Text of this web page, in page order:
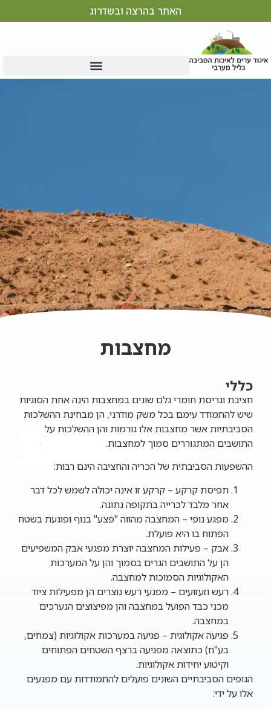
האתר בהרצה ובשדרוג
מחצבות
כללי
חציבת וגריסת חומרי גלם שונים במחצבות הינה אחת הסוגיות
שיש להתמודד עימם בכל משק מודרני, הן מבחינת ההשלכות
הסביבתיות אשר מחצבות אלו גורמות והן ההשלכות על
התושבים המתגוררים סמוך למחצבות.
ההשפעות הסביבתית של הכריה והחציבה הינם רבות:
תפיסת קרקע – קרקע זו אינה יכולה לשמש לכל דבר
אחר מלבד לכרייה בתקופה נתונה.
מפגע נופי – המחצבה מהווה "פצע" בנוף ופוגעת בשטח
הפתוח בו היא פועלת.
אבק – פעילות המחצבה יוצרת מפגעי אבק המשפיעים
הן על התושבים הגרים בסמוך והן על המערכות
האקולוגיות הסמוכות למחצבה.
רעש וזעזועים – מפגעי רעש נוצרים הן מפעילות ציוד
מכני כבד הפועל במחצבה והן מפיצוצים הנערכים
במחצבה.
פגיעה אקולוגית – פגיעה במערכות אקולוגיות (צמחים,
בע"ח) כתוצאה מפגיעה ברצף השטחים הפתוחים
וקיטוע יחידות אקולוגיות.
הגופים הסביבתיים השונים פועלים להתמודדות עם מפגעים
אלו על ידי: